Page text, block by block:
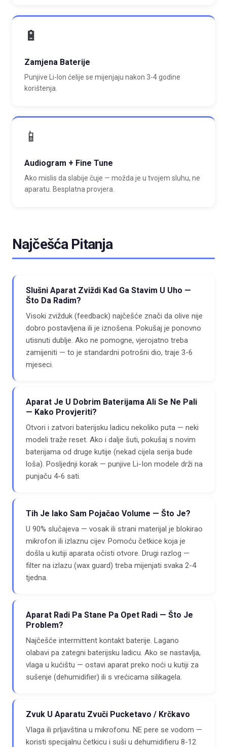
🔋
Zamjena Baterije
Punjive Li-Ion ćelije se mijenjaju nakon 3-4 godine
korištenja.
📱
Audiogram + Fine Tune
Ako mislis da slabije čuje — možda je u tvojem sluhu, ne
aparatu. Besplatna provjera.
Najčešća Pitanja
Slušni Aparat Zviždi Kad Ga Stavim U Uho —
Što Da Radim?
Visoki zvižduk (feedback) najčešće znači da olive nije
dobro postavljena ili je iznošena. Pokušaj je ponovno
utisnuti dublje. Ako ne pomogne, vjerojatno treba
zamijeniti — to je standardni potrošni dio, traje 3-6
mjeseci.
Aparat Je U Dobrim Baterijama Ali Se Ne Pali
— Kako Provjeriti?
Otvori i zatvori baterijsku ladicu nekoliko puta — neki
modeli traže reset. Ako i dalje šuti, pokušaj s novim
baterijama od druge kutije (nekad cijela serija bude
loša). Posljednji korak — punjive Li-Ion modele drži na
punjaču 4-6 sati.
Tih Je Iako Sam Pojačao Volume — Što Je?
U 90% slučajeva — vosak ili strani materijal je blokirao
mikrofon ili izlaznu cijev. Pomoću četkice koja je
došla u kutiji aparata očisti otvore. Drugi razlog —
filter na izlazu (wax guard) treba mijenjati svaka 2-4
tjedna.
Aparat Radi Pa Stane Pa Opet Radi — Što Je
Problem?
Najčešće intermittent kontakt baterije. Lagano
olabavi pa zategni baterijsku ladicu. Ako se nastavlja,
vlaga u kućištu — ostavi aparat preko noći u kutiji za
sušenje (dehumidifier) ili s vrećicama silikagela.
Zvuk U Aparatu Zvuči Pucketavo / Krčkavo
Vlaga ili prljavština u mikrofonu. NE pere se vodom —
koristi specijalnu četkicu i suši u dehumidifieru 8-12